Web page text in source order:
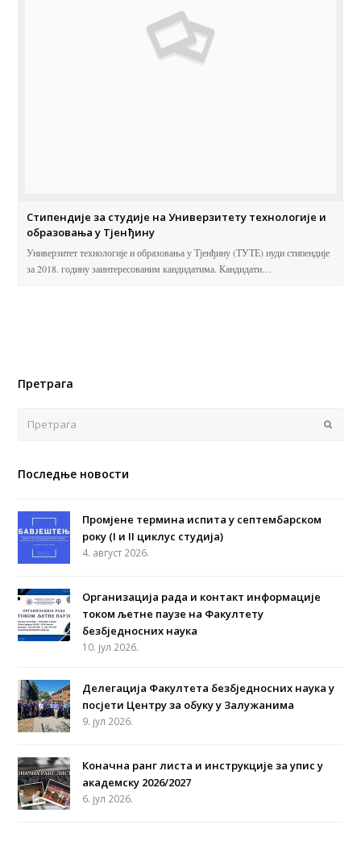
Стипендије за студије на Универзитету технологије и
образовања у Тјенђину
Универзитет технологије и образовања у Тјенђину (ТУТЕ) нуди стипендије
за 2018. годину заинтересованим кандидатима. Кандидати…
Претрага
Последње новости
Промјене термина испита у септембарском
року (I и II циклус студија)
4. август 2026.
Организација рада и контакт информације
током љетне паузе на Факултету
безбједносних наука
10. јул 2026.
Делегација Факултета безбједносних наука у
посјети Центру за обуку у Залужанима
9. јул 2026.
Коначна ранг листа и инструкције за упис у
академску 2026/2027
6. јул 2026.